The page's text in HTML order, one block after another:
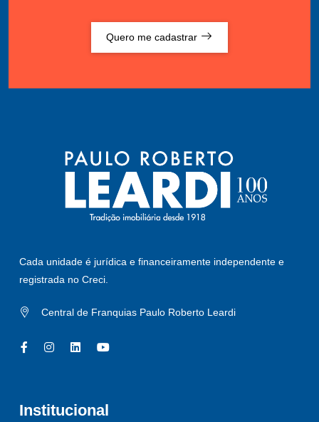
Quero me cadastrar
Cada unidade é jurídica e financeiramente independente e
registrada no Creci.
Central de Franquias Paulo Roberto Leardi
Institucional